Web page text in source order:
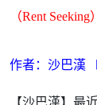
（Rent Seeking
作者：沙巴漢